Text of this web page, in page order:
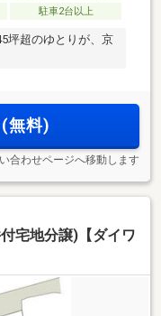
駐車2台以上
坪超のゆとりが、京
無料)
合わせページへ移動します
宅地分譲)【ダイワ